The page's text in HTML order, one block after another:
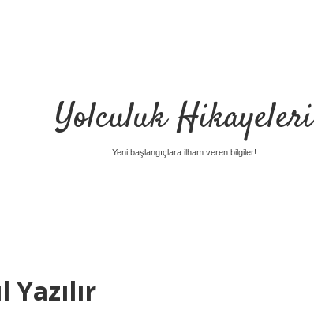
Yolculuk Hikayeleri
Yeni başlangıçlara ilham veren bilgiler!